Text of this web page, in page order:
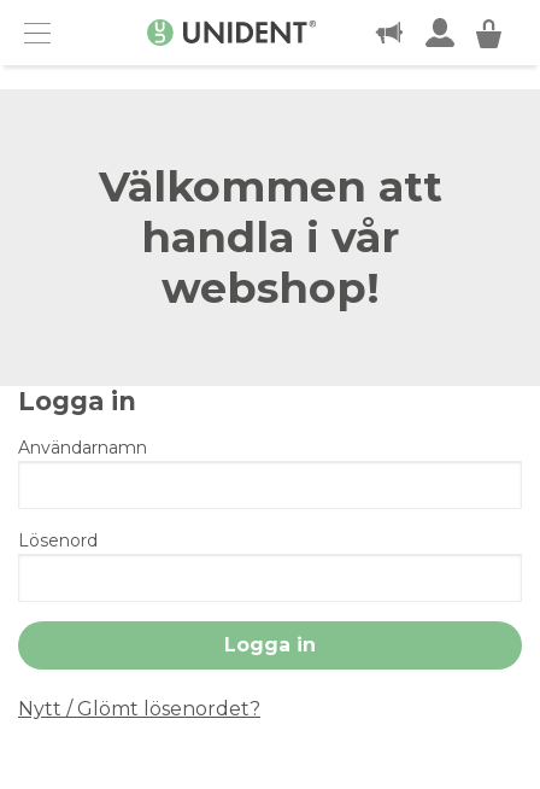
Menu
KONTAKT
Välkommen att
handla i vår
webshop!
Logga in
Användarnamn
Lösenord
Nytt / Glömt lösenordet?